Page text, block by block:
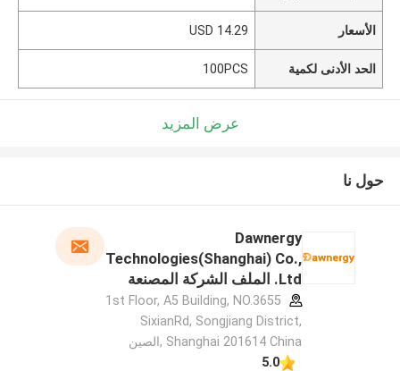
الأسعار 14.29 USD
الحد الأدنى لكمية 100PCS
عرض المزيد
حول نا
Dawnergy
Technologies(Shanghai) Co.,
Ltd. الملف الشركة المصنعة
1st Floor, A5 Building, NO.3655
SixianRd, Songjiang District,
Shanghai 201614 China ,الصين
5.0